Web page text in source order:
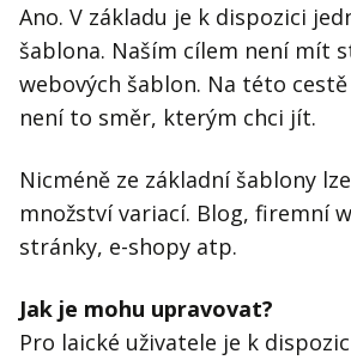
Ano. V základu je k dispozici
šablona. Naším cílem není mít
webových šablon. Na této
není to směr, kterým chci jít.
Nicméně ze základní šablony
množství variací. Blog, firemní
stránky, e-shopy atp.
Jak je mohu upravovat?
Pro laické uživatele je k